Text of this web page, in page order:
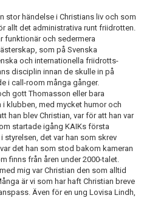
stor händelse i Christians liv och som
allt det administrativa runt friidrotten.
funktionär och sedermera
som på Svenska
och internationella friidrotts-
disciplin innan de skulle in på
i call-room många gånger.
gott Thomasson eller bara
i klubben, med mycket humor och
han blev Christian, var för att han var
startade igång KAIKs första
styrelsen, det var han som skrev
det han som stod bakom kameran
finns från åren under 2000-talet.
mig var Christian den som alltid
är vi som har haft Christian breve
Även för en ung Lovisa Lindh,